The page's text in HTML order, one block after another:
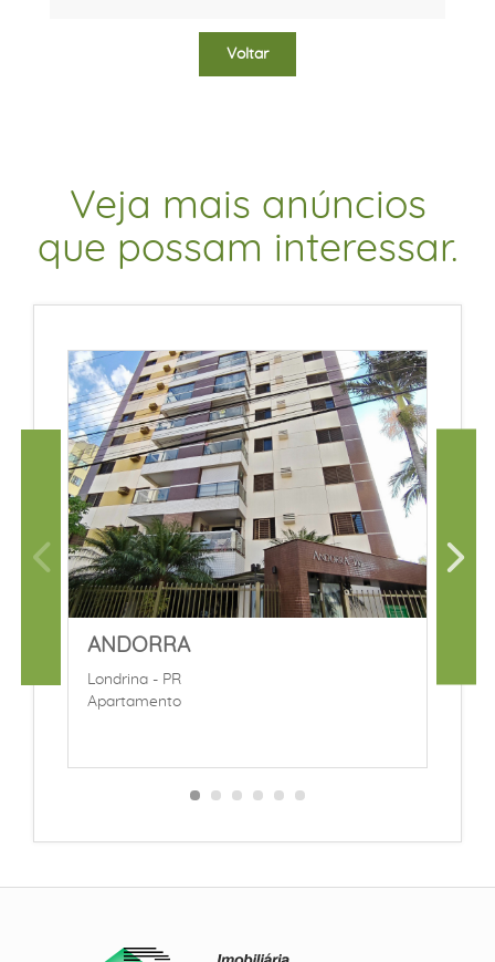
Voltar
Veja mais anúncios
que possam interessar.
ANDORRA
Londrina - PR
Apartamento